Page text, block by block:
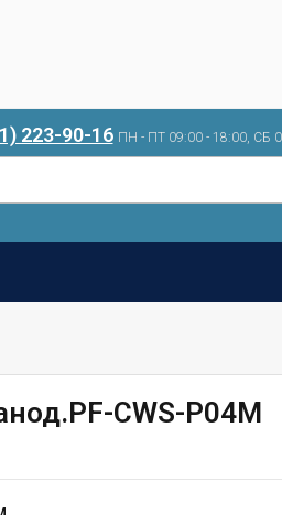
223-90-16 ПН - ПТ 09:00 - 18:00, СБ
CWS-P04M